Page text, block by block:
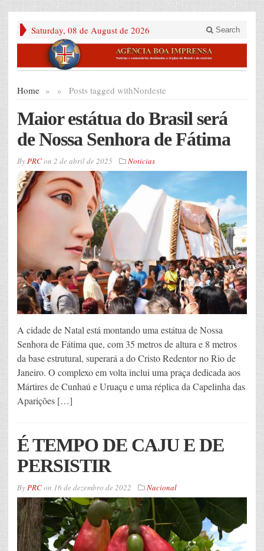
Saturday, 08 de August de 2026 Search
Home » Posts tagged with
» Nordeste
Maior estátua do Brasil será
de Nossa Senhora de Fátima
ByPRCon 2 de abril de 2025 Noticias
A cidade de Natal está montando uma estátua de Nossa
Senhora de Fátima que, com 35 metros de altura e 8 metros
da base estrutural, superará a do Cristo Redentor no Rio de
Janeiro. O complexo em volta inclui uma praça dedicada aos
Mártires de Cunhaú e Uruaçu e uma réplica da Capelinha das
Aparições […]
É TEMPO DE CAJU E DE
PERSISTIR
ByPRCon 16 de dezembro de 2022 Nacional